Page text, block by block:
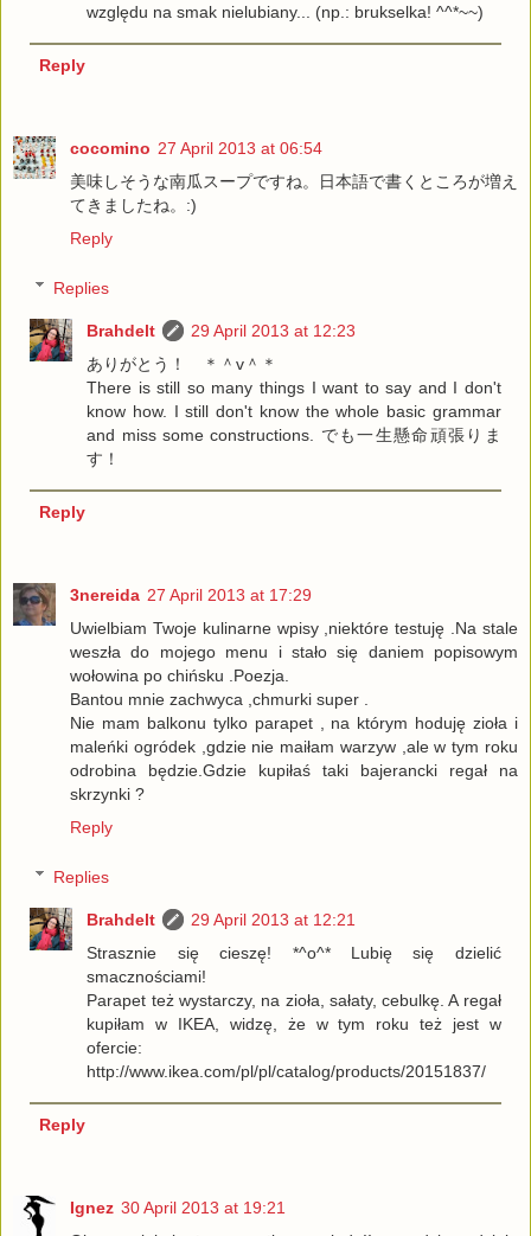
względu na smak nielubiany... (np.: brukselka! ^^*~~)
Reply
cocomino 27 April 2013 at 06:54
美味しそうな南瓜スープですね。日本語で書くところが増え
てきましたね。:)
Reply
Replies
Brahdelt
29 April 2013 at 12:23
ありがとう！ ＊＾v＾＊
There is still so many things I want to say and I don't
know how. I still don't know the whole basic grammar
and miss some constructions. でも一生懸命頑張りま
す！
Reply
3nereida 27 April 2013 at 17:29
Uwielbiam Twoje kulinarne wpisy ,niektóre testuję .Na stale
weszła do mojego menu i stało się daniem popisowym
wołowina po chińsku .Poezja.
Bantou mnie zachwyca ,chmurki super .
Nie mam balkonu tylko parapet , na którym hoduję zioła i
maleńki ogródek ,gdzie nie maiłam warzyw ,ale w tym roku
odrobina będzie.Gdzie kupiłaś taki bajerancki regał na
skrzynki ?
Reply
Replies
Brahdelt
29 April 2013 at 12:21
Strasznie się cieszę! *^o^* Lubię się dzielić
smacznościami!
Parapet też wystarczy, na zioła, sałaty, cebulkę. A regał
kupiłam w IKEA, widzę, że w tym roku też jest w
ofercie:
http://www.ikea.com/pl/pl/catalog/products/20151837/
Reply
Ignez 30 April 2013 at 19:21